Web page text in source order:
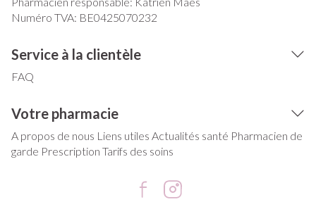
Numéro TVA: BE0425070232
Service à la clientèle
FAQ
Votre pharmacie
A propos de nous Liens utiles Actualités santé Pharmacien de
garde Prescription Tarifs des soins